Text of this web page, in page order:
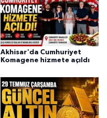
Akhisar'da Cumhuriyet
Komagene hizmete açıldı